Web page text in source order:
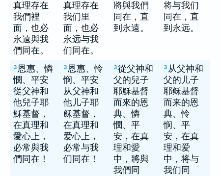
真理存在
我們裡
面，也必
永遠與我
們同在。
真理存在
我们里
面，也必
永远与我
们同在。
將與我們
同在，直
到永遠。
将与我们
同在，直
到永远。
3恩惠、憐
憫、平安
從父神和
他兒子耶
穌基督，
在真理和
愛心上，
必常與我
們同在！
3恩惠、怜
悯、平安
从父神和
他儿子耶
稣基督，
在真理和
爱心上，
必常与我
们同在！
3從父神和
父的兒子
耶穌基督
而來的恩
典、憐
憫、平
安，在真
理和愛
中，將與
我們同
3 从父神和
父的儿子
耶稣基督
而来的恩
典、怜
悯、平
安，在真
理和爱
中，将与
我们同